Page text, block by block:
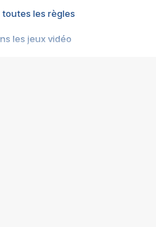
toutes les règles
les jeux vidéo